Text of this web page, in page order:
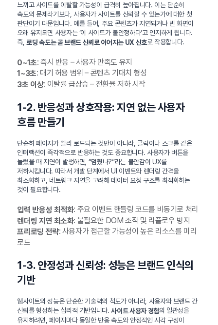
느끼고 사이트를 이탈할 가능성이 급격히 높아집니다. 이는 단순히
속도의 문제라기보다, 사용자가 사이트를 신뢰할 수 있는가에 대한 첫
판단이기 때문입니다. 예를 들어, 주요 콘텐츠가 지연되거나 빈 화면이
오래 유지되면 사용자는 ‘이 사이트가 불안정하다’고 인지하게 됩니다.
즉, 로딩 속도는 곧 브랜드 신뢰로 이어지는 UX 신호로 작용합니다.
0~1초: 즉시 반응 – 사용자 만족도 유지
1~3초: 대기 허용 범위 – 콘텐츠 기대치 형성
3초 이상: 이탈률 급상승 – 전환율 저하 시작
1-2. 반응성과 상호작용: 지연 없는 사용자
흐름 만들기
단순히 페이지가 빨리 로드되는 것만이 아니라, 클릭이나 스크롤 같은
인터랙션이 즉각적으로 반응하는 것도 중요합니다. 사용자가 버튼을
눌렀을 때 지연이 발생하면, “멈췄나?”라는 불안감이 UX를
저하시킵니다. 따라서 개발 단계에서 UI 이벤트와 렌더링 간격을
최소화하고, 네트워크 지연을 고려해 데이터 요청 구조를 최적화하는
것이 필요합니다.
입력 반응성 최적화: 주요 이벤트 핸들링 코드를 비동기로 처리
렌더링 지연 최소화: 불필요한 DOM 조작 및 리플로우 방지
프리로딩 전략: 사용자가 접근할 가능성이 높은 리소스를 미리
로드
1-3. 안정성과 신뢰성: 성능은 브랜드 인식의
기반
웹사이트의 성능은 단순한 기술력의 척도가 아니라, 사용자와 브랜드 간
신뢰를 형성하는 심리적 기반입니다.사이트 사용자 경험의 일관성을
유지하려면, 페이지마다 동일한 반응 속도와 안정적인 시각 구성이